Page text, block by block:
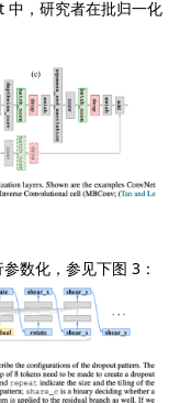
中，研究者在批归一化
数化，参见下图 3：